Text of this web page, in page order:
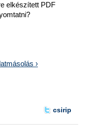
elkészített PDF
›
csirip